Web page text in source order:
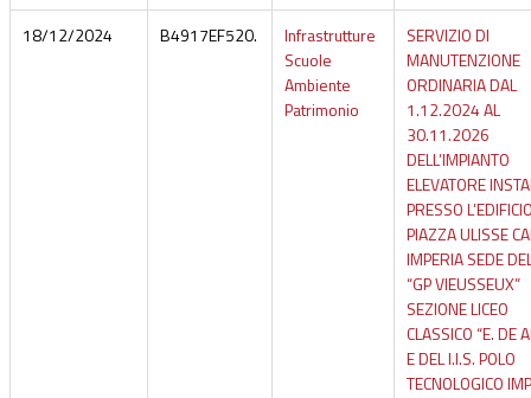
18/12/2024
B4917EF520.
Infrastrutture
Scuole
Ambiente
Patrimonio
SERVIZIO DI
MANUTENZIONE
ORDINARIA DAL
1.12.2024 AL
30.11.2026
DELL’IMPIANTO
ELEVATORE
PRESSO
PIAZZA ULISSE
IMPERIA SEDE
“GP VIEUSSEUX”
SEZIONE LICEO
CLASSICO “E. DE
E DEL I.I.S. POLO
TECNOLOGICO